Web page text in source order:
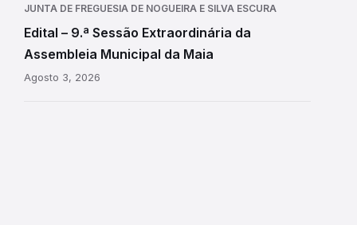
JUNTA DE FREGUESIA DE NOGUEIRA E SILVA ESCURA
Edital – 9.ª Sessão Extraordinária da
Assembleia Municipal da Maia
Agosto 3, 2026